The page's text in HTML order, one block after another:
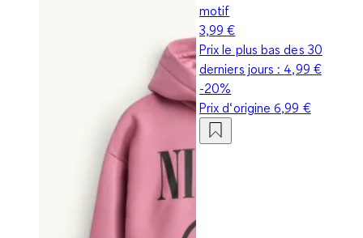
motif
3,99 €
Prix le plus bas des 30
derniers jours : 4,99 €
-20%
Prix d‘origine6,99 €